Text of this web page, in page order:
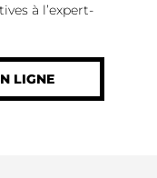
à l’expert-
LIGNE